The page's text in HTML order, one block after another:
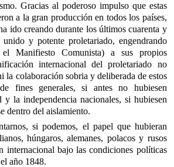
Gracias al poderoso impulso que estas
a la gran producción en todos los países,
ido creando durante los últimos cuarenta y
y potente proletariado, engendrando
Manifiesto Comunista) a sus propios
internacional del proletariado no
la colaboración sobria y deliberada de estos
fines generales, si antes no hubiesen
y la independencia nacionales, si hubiesen
dentro del aislamiento.
si podemos, el papel que hubieran
húngaros, alemanes, polacos y rusos
internacional bajo las condiciones políticas
año 1848.